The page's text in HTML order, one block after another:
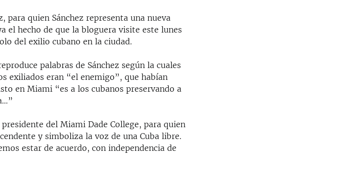
quien Sánchez representa una nueva
el hecho de que la bloguera visite este lunes
del exilio cubano en la ciudad.
palabras de Sánchez según la cuales
exiliados eran “el enemigo”, que habían
en Miami “es a los cubanos preservando a
del Miami Dade College, para quien
y simboliza la voz de una Cuba libre.
estar de acuerdo, con independencia de